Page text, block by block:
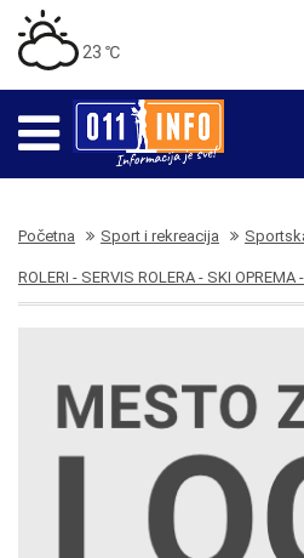
23 ℃
Početna Sport i rekreacija
ROLERI - SERVIS ROLERA - SKI